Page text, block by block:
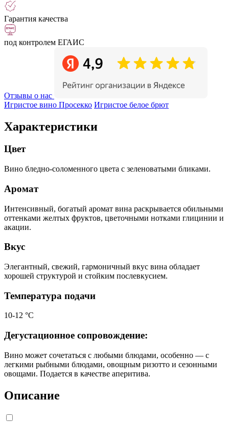
Гарантия качества
под контролем ЕГАИС
Отзывы о нас
Игристое вино Просекко Игристое белое брют
Характеристики
Цвет
Вино бледно-соломенного цвета с зеленоватыми бликами.
Аромат
Интенсивный, богатый аромат вина раскрывается обильными
оттенками желтых фруктов, цветочными нотками глицинии и
акации.
Вкус
Элегантный, свежий, гармоничный вкус вина обладает
хорошей структурой и стойким послевкусием.
Температура подачи
10-12 °С
Дегустационное сопровождение:
Вино может сочетаться с любыми блюдами, особенно — с
легкими рыбными блюдами, овощным ризотто и сезонными
овощами. Подается в качестве аперитива.
Описание